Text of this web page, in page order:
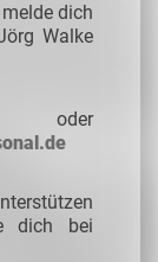
dich
Walke
oder
dich bei